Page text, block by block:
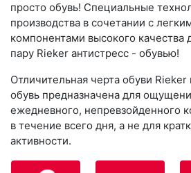
просто обувь! Специальные
производства в сочетании с
компонентами высокого
пару Rieker антистресс - обувью!
Отличительная черта обуви
обувь предназначена для
ежедневного, непревзойденного
в течение всего дня, а не для
активности.